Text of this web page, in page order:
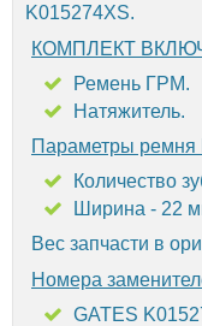
K015274XS.
КОМПЛЕКТ
Ремень ГРМ.
Натяжитель.
Параметры
Количество
Ширина - 22
Вес запчасти в
Номера
GATES